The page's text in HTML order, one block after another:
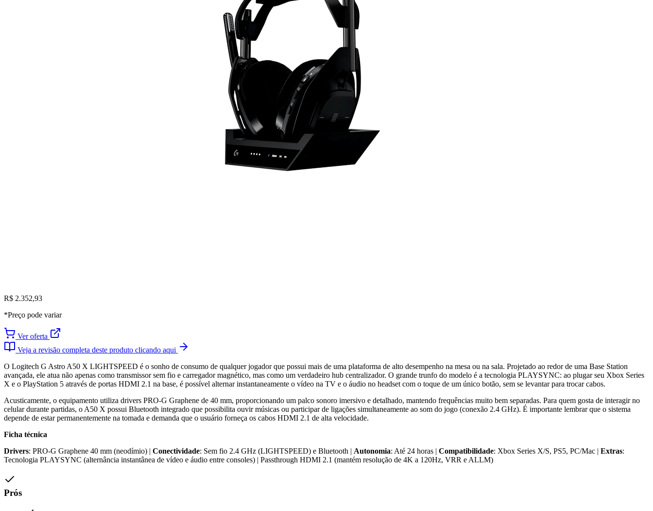
R$ 2.352,93
*Preço pode variar
Ver oferta
Veja a revisão completa deste produto clicando aqui
O Logitech G Astro A50 X LIGHTSPEED é o sonho de consumo de qualquer jogador que possui mais de uma plataforma de alto desempenho na mesa ou na sala. Projetado ao redor de uma Base Station
avançada, ele atua não apenas como transmissor sem fio e carregador magnético, mas como um verdadeiro hub centralizador. O grande trunfo do modelo é a tecnologia PLAYSYNC: ao plugar seu Xbox Series
X e o PlayStation 5 através de portas HDMI 2.1 na base, é possível alternar instantaneamente o vídeo na TV e o áudio no headset com o toque de um único botão, sem se levantar para trocar cabos.
Acusticamente, o equipamento utiliza drivers PRO-G Graphene de 40 mm, proporcionando um palco sonoro imersivo e detalhado, mantendo frequências muito bem separadas. Para quem gosta de interagir no
celular durante partidas, o A50 X possui Bluetooth integrado que possibilita ouvir músicas ou participar de ligações simultaneamente ao som do jogo (conexão 2.4 GHz). É importante lembrar que o sistema
depende de estar permanentemente na tomada e demanda que o usuário forneça os cabos HDMI 2.1 de alta velocidade.
Ficha técnica
Drivers: PRO-G Graphene 40 mm (neodímio) | Conectividade: Sem fio 2.4 GHz (LIGHTSPEED) e Bluetooth | Autonomia: Até 24 horas | Compatibilidade: Xbox Series X/S, PS5, PC/Mac | Extras:
Tecnologia PLAYSYNC (alternância instantânea de vídeo e áudio entre consoles) | Passthrough HDMI 2.1 (mantém resolução de 4K a 120Hz, VRR e ALLM)
Prós